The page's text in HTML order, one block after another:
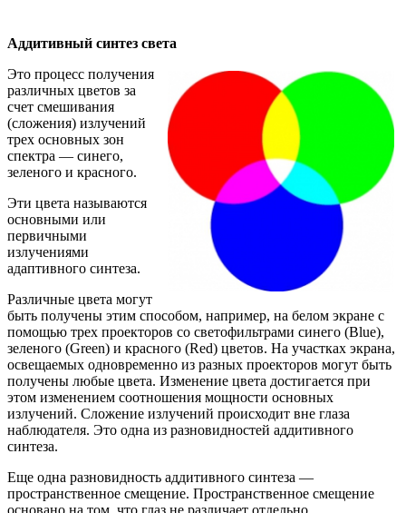
Аддитивный синтез света
Это процесс получения
различных цветов за
счет смешивания
(сложения) излучений
трех основных зон
спектра — синего,
зеленого и красного.
Эти цвета называются
основными или
первичными
излучениями
адаптивного синтеза.
Различные цвета могут
быть получены этим способом, например, на белом экране с
помощью трех проекторов со светофильтрами синего (Blue),
зеленого (Green) и красного (Red) цветов. На участках экрана,
освещаемых одновременно из разных проекторов могут быть
получены любые цвета. Изменение цвета достигается при
этом изменением соотношения мощности основных
излучений. Сложение излучений происходит вне глаза
наблюдателя. Это одна из разновидностей аддитивного
синтеза.
Еще одна разновидность аддитивного синтеза —
пространственное смещение. Пространственное смещение
основано на том, что глаз не различает отдельно